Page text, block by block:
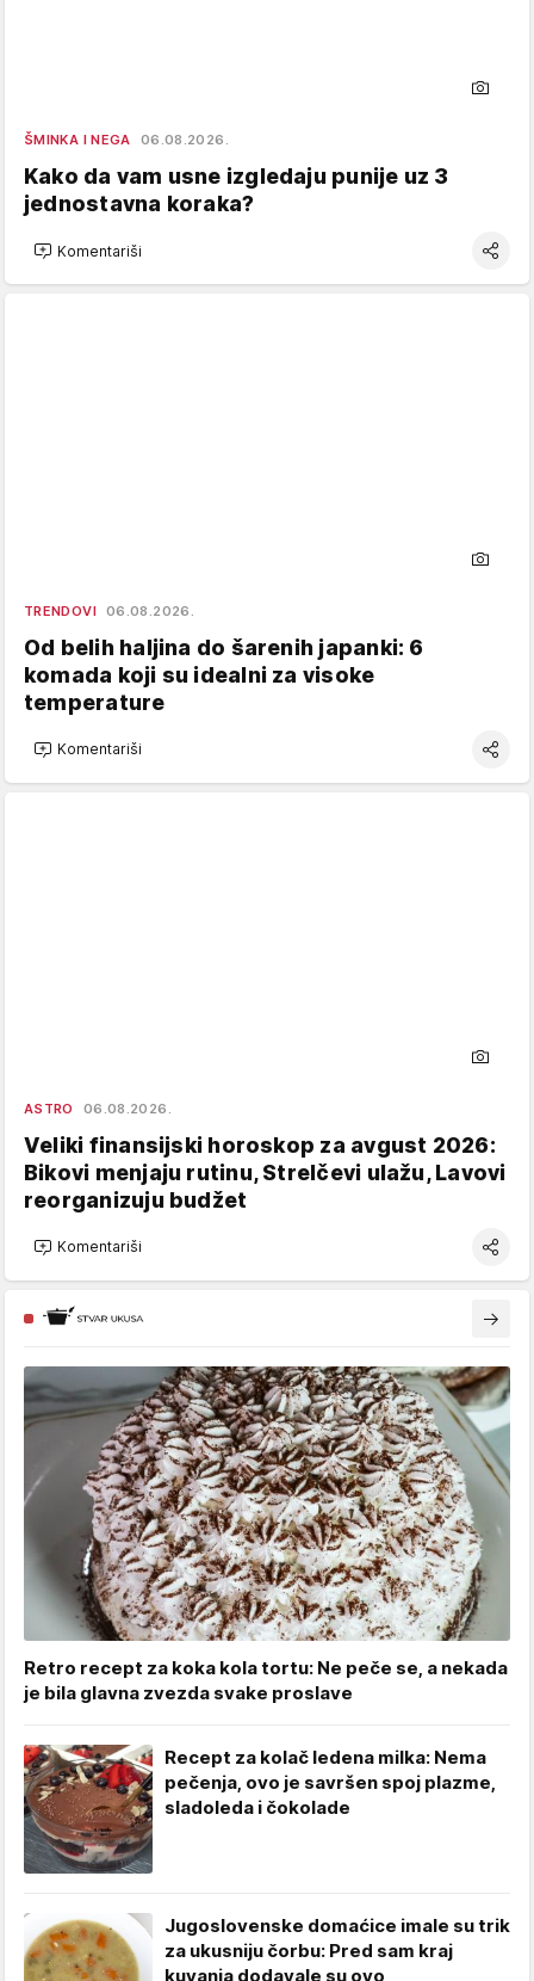
ŠMINKA I NEGA 06.08.2026.
Kako da vam usne izgledaju punije uz 3
jednostavna koraka?
Komentariši
TRENDOVI 06.08.2026.
Od belih haljina do šarenih japanki: 6
komada koji su idealni za visoke
temperature
Komentariši
ASTRO 06.08.2026.
Veliki finansijski horoskop za avgust 2026:
Bikovi menjaju rutinu, Strelčevi ulažu, Lavovi
reorganizuju budžet
Komentariši
Retro recept za koka kola tortu: Ne peče se, a nekada
je bila glavna zvezda svake proslave
Recept za kolač ledena milka: Nema
pečenja, ovo je savršen spoj plazme,
sladoleda i čokolade
Jugoslovenske domaćice imale su trik
za ukusniju čorbu: Pred sam kraj
kuvanja dodavale su ovo